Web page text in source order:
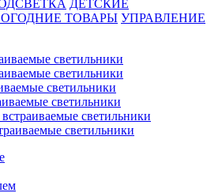
ДЕТСКИЕ
ТОВАРЫ УПРАВЛЕНИЕ
светильники
светильники
светильники
светильники
светильники
светильники